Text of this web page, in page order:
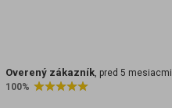
Overený zákazník, pred 5 mesiacmi
100%